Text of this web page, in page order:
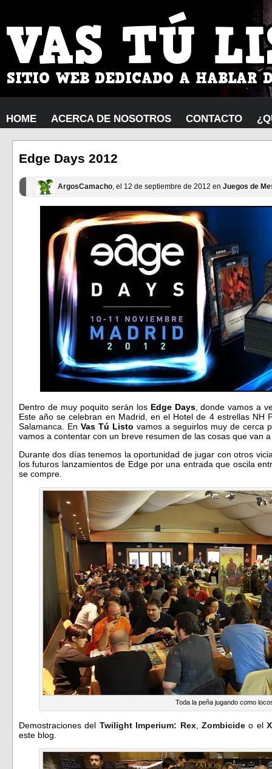
HOME ACERCA DE NOSOTROS CONTACTO
Edge Days 2012
ArgosCamacho, el 12 de septiembre de 2012 en Juegos de
Dentro de muy poquito serán los Edge Days, donde vamos a
Este año se celebran en Madrid, en el Hotel de 4 estrellas NH
Salamanca. En Vas Tú Listo vamos a seguirlos muy de cerca
vamos a contentar con un breve resumen de las cosas que van
Durante dos días tenemos la oportunidad de jugar con otros
los futuros lanzamientos de Edge por una entrada que oscila
se compre.
Toda la peña jugando como
Demostraciones del Twilight Imperium: Rex,Zombicide o el
este blog.